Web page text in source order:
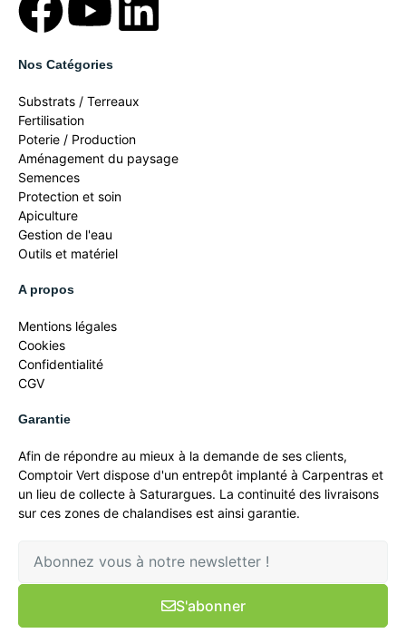
Nos Catégories
Substrats / Terreaux
Fertilisation
Poterie / Production
Aménagement du paysage
Semences
Protection et soin
Apiculture
Gestion de l'eau
Outils et matériel
A propos
Mentions légales
Cookies
Confidentialité
CGV
Garantie
Afin de répondre au mieux à la demande de ses clients,
Comptoir Vert dispose d'un entrepôt implanté à Carpentras et
un lieu de collecte à Saturargues. La continuité des livraisons
sur ces zones de chalandises est ainsi garantie.
S'abonner